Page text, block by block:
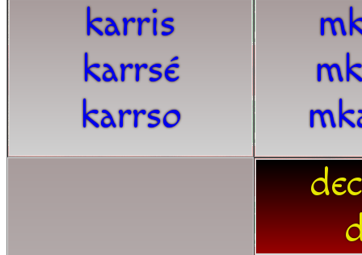
karris
karrsé
karrso